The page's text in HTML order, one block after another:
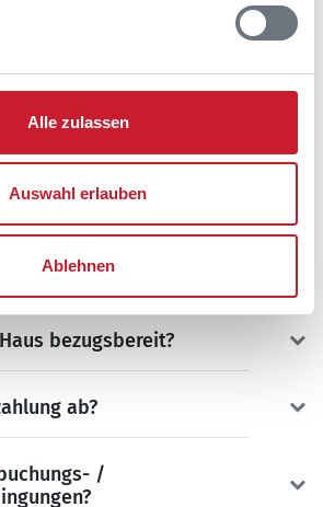
Alle zulassen
Auswahl erlauben
Ablehnen
Nebenkosten?
unverbindlich
bezugsbereit?
ab?
/